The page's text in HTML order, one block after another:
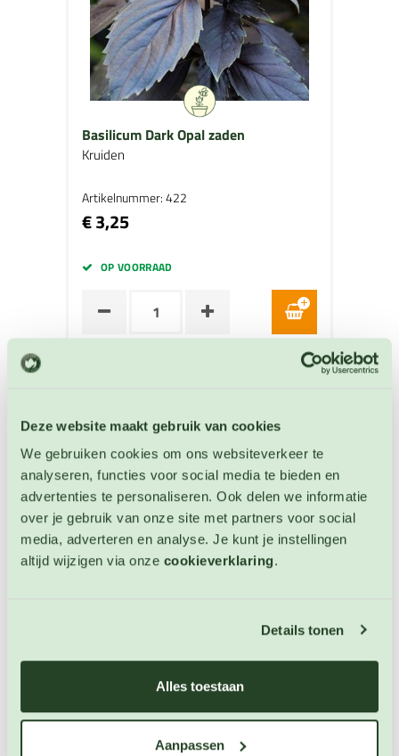
Deze website maakt gebruik van cookies
We gebruiken cookies om ons websiteverkeer te
analyseren, functies voor social media te bieden en
advertenties te personaliseren. Ook delen we informatie
over je gebruik van onze site met partners voor social
media, adverteren en analyse. Je kunt je instellingen
altijd wijzigen via onze cookieverklaring.
Details tonen
Alles toestaan
Aanpassen
Basilicum Dark Opal zaden
Kruiden
Artikelnummer: 422
€ 3,25
OP VOORRAAD
Artikelnummer: 3288
€ 3,25